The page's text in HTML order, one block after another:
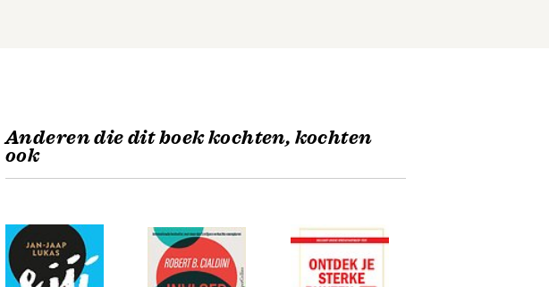
Anderen die dit boek kochten, kochten
ook